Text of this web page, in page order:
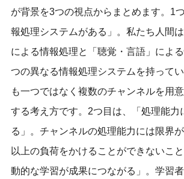
が背景を3つの視点からまとめます。1
報処理システムがある」。私たち人間は
による情報処理と「聴覚・言語」によ
つの異なる情報処理システムを持って
も一つではなく複数のチャンネルを用
する考え方です。2つ目は、「処理能力
る」。チャンネルの処理能力には限界
以上の負荷をかけることができないこ
動的な学習が成果につながる」。学習